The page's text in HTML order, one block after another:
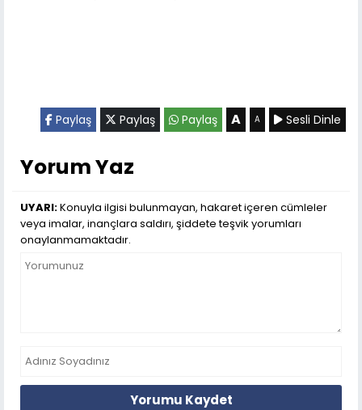
Paylaş Paylaş Paylaş A A Sesli Dinle
Yorum Yaz
UYARI:Konuyla ilgisi bulunmayan, hakaret içeren cümleler
veya imalar, inançlara saldırı, şiddete teşvik yorumları
onaylanmamaktadır.
Yorumu Kaydet